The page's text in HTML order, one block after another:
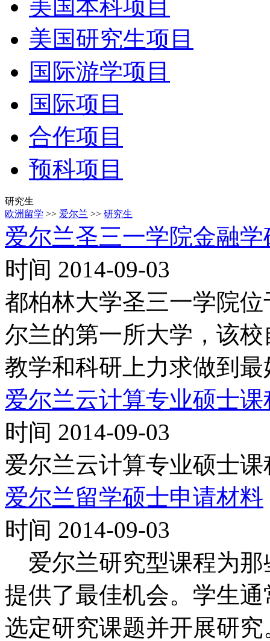
美国本科项目
美国研究生项目
国际游学项目
国际项目
合作项目
预科项目
研究生
欧洲留学 >> 爱尔兰 >> 研究生
爱尔兰圣三一学院金融
时间 2014-09-03
都柏林大学圣三一学院
尔兰的第一所大学，该
教学和科研上力求做到
爱尔兰云计算专业硕士
时间 2014-09-03
爱尔兰云计算专业硕士
爱尔兰留学硕士申请材料
时间 2014-09-03
爱尔兰研究型课程为那
提供了最佳机会。学生
选定研究课题并开展研